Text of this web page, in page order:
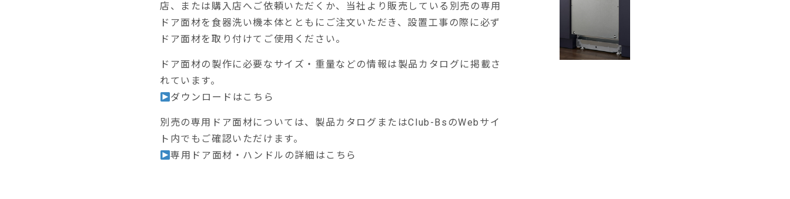
店、または購入店へご依頼いただくか、当社より販売している別売の専用
ドア面材を食器洗い機本体とともにご注文いただき、設置工事の際に必ず
ドア面材を取り付けてご使用ください。
ドア面材の製作に必要なサイズ・重量などの情報は製品カタログに掲載さ
れています。
ダウンロードはこちら
別売の専用ドア面材については、製品カタログまたはClub-BsのWebサイ
ト内でもご確認いただけます。
専用ドア面材・ハンドルの詳細はこちら